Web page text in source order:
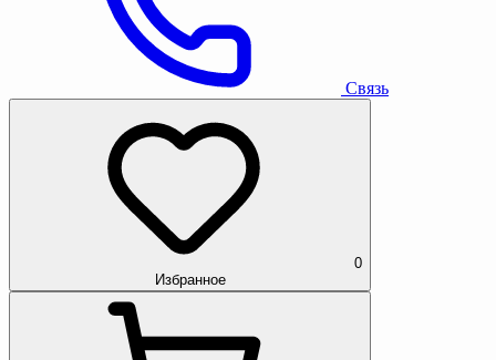
Связь
0
Избранное